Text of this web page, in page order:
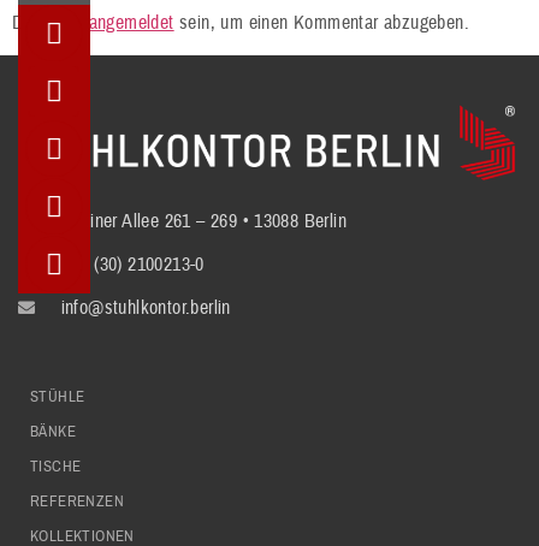
Du musst angemeldet sein, um einen Kommentar abzugeben.
Berliner Allee 261 – 269 • 13088 Berlin
+49 (30) 2100213-0
info@stuhlkontor.berlin
STÜHLE
BÄNKE
TISCHE
REFERENZEN
KOLLEKTIONEN